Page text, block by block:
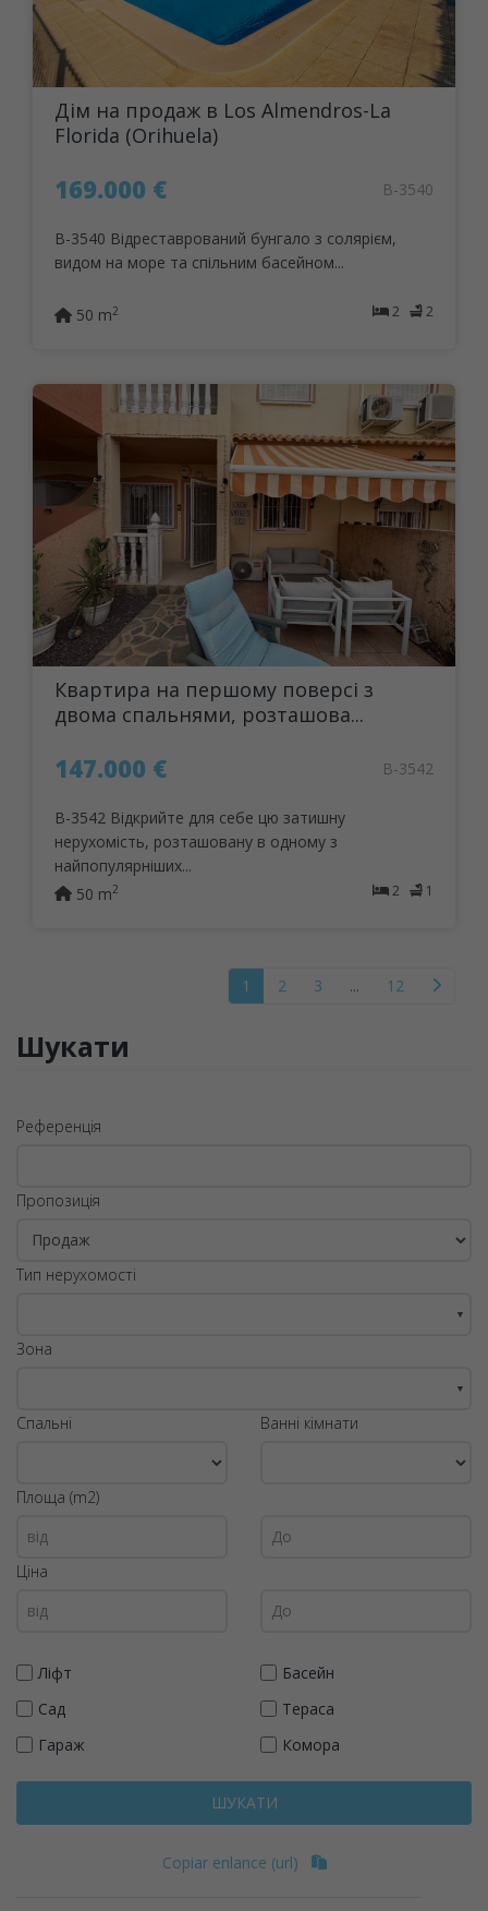
Дім на продаж в Los Almendros-La
Florida (Orihuela)
169.000 € B-3540
B-3540 Відреставрований бунгало з солярієм,
видом на море та спільним басейном...
2 2
50 m2
Квартира на першому поверсі з
двома спальнями, розташова...
147.000 € B-3542
B-3542 Відкрийте для себе цю затишну
нерухомість, розташовану в одному з
найпопулярніших...
2 1
50 m2
1 2 3 ... 12
Шукати
Референція
Пропозиція
Тип нерухомості
▼
Зона
▼
Спальні Ванні кімнати
Площа (m2)
Ціна
Ліфт
Басейн
Сад
Тераса
Гараж
Комора
ШУКАТИ
Copiar enlance (url)